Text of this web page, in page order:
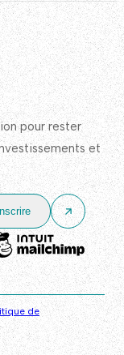
pour rester
et
de